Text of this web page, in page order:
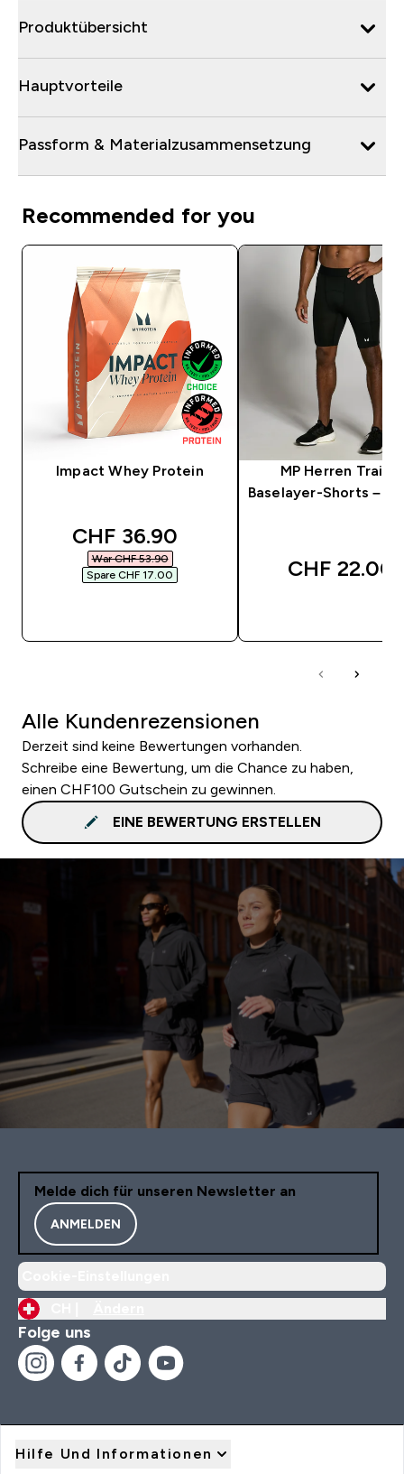
Produktübersicht
Hauptvorteile
Passform & Materialzusammensetzung
Recommended for you
Impact Whey Protein
discounted price
CHF 36.90‎
War CHF 53.90‎
Spare CHF 17.00‎
MP Herren
Baselayer-Shorts –
CHF 22.00‎
Alle Kundenrezensionen
Derzeit sind keine Bewertungen vorhanden.
Schreibe eine Bewertung, um die Chance zu haben,
einen CHF100 Gutschein zu gewinnen.
EINE BEWERTUNG ERSTELLEN
Melde dich für unseren Newsletter an
ANMELDEN
Folge uns
Hilfe Und Informationen